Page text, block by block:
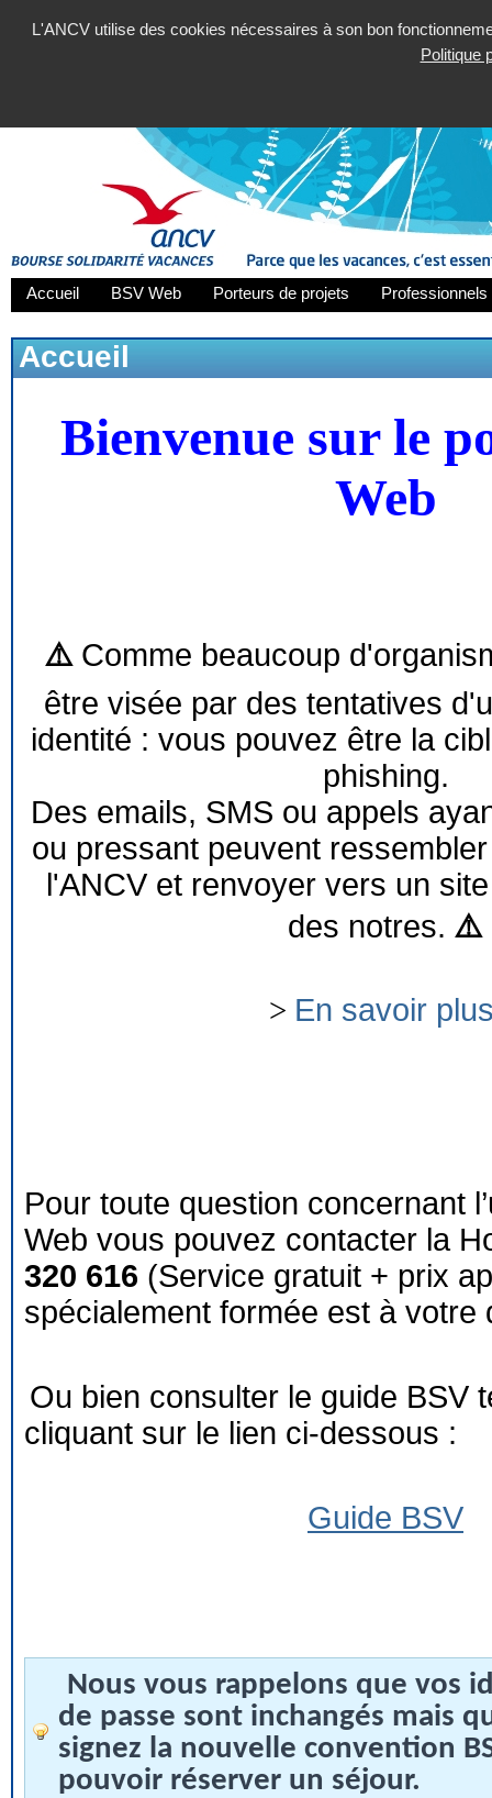
L'ANCV utilise des cookies nécessaires à son bon
Politique
Accueil BSV Web Porteurs de projets
Accueil
Bienvenue sur le
Web
⚠️ Comme beaucoup
être visée par des tentatives
identité : vous pouvez être la
phishing.
Des emails, SMS ou appels
ou pressant peuvent
l'ANCV et renvoyer vers un
des notres. ⚠️
> En savoir
Pour toute question concernant
Web vous pouvez contacter la
320 616 (Service gratuit + prix
spécialement formée est à votre
Ou bien consulter le guide BSV
cliquant sur le lien ci-dessous :
Guide BSV
Nous vous rappelons que vos
de passe sont inchangés mais
signez la nouvelle convention
pouvoir réserver un séjour.